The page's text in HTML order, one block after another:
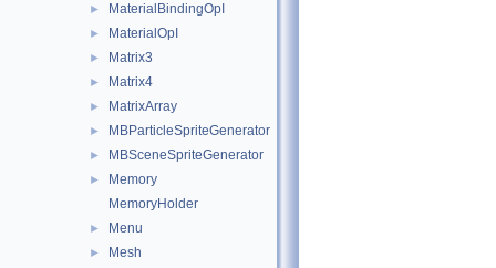
► MaterialBindingOpI
► MaterialOpI
► Matrix3
► Matrix4
► MatrixArray
► MBParticleSpriteGenerator
► MBSceneSpriteGenerator
►
Memory
MemoryHolder
► Menu
► Mesh